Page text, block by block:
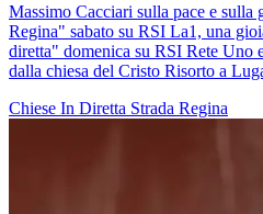
Massimo Cacciari sulla pace e sulla
Regina" sabato su RSI La1, una
diretta" domenica su RSI Rete Uno
dalla chiesa del Cristo Risorto a
Chiese In Diretta Strada Regina